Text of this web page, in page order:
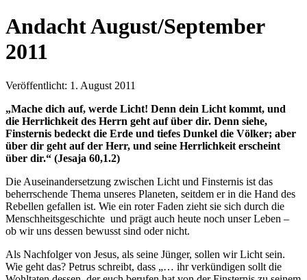
Andacht August/September
2011
Veröffentlicht: 1. August 2011
„Mache dich auf, werde Licht! Denn dein Licht kommt, und
die Herrlichkeit des Herrn geht auf über dir. Denn siehe,
Finsternis bedeckt die Erde und tiefes Dunkel die Völker; aber
über dir geht auf der Herr, und seine Herrlichkeit erscheint
über dir.“ (Jesaja 60,1.2)
Die Auseinandersetzung zwischen Licht und Finsternis ist das
beherrschende Thema unseres Planeten, seitdem er in die Hand des
Rebellen gefallen ist. Wie ein roter Faden zieht sie sich durch die
Menschheitsgeschichte und prägt auch heute noch unser Leben –
ob wir uns dessen bewusst sind oder nicht.
Als Nachfolger von Jesus, als seine Jünger, sollen wir Licht sein.
Wie geht das? Petrus schreibt, dass „… ihr verkündigen sollt die